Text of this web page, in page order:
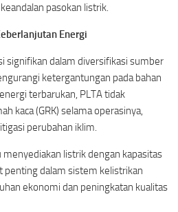
pasokan listrik.
Energi
signifikan dalam diversifikasi sumber
ketergantungan pada bahan
terbarukan, PLTA tidak
kaca (GRK) selama operasinya,
perubahan iklim.
menyediakan listrik dengan kapasitas
penting dalam sistem kelistrikan
ekonomi dan peningkatan kualitas